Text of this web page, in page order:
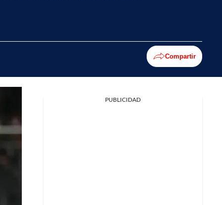
Compartir
PUBLICIDAD